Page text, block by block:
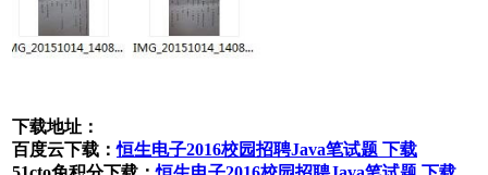
下载地址：
百度云下载：恒生电子2016校园招聘Java笔试题 下载